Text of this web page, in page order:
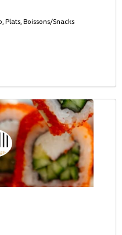
Plats, Boissons/Snacks